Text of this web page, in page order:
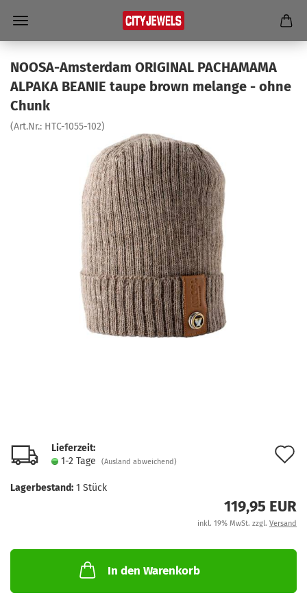
NOOSA-​Amsterdam ORI­GI­NAL PACH­A­MA­MA
AL­PA­KA BE­A­NIE taupe brown me­lan­ge - ohne
Chunk
(Art.Nr.: HTC-​1055-102)
Lieferzeit:
1-2 Tage
(Ausland abweichend)
Lagerbestand: 1 Stück
119,95 EUR
inkl. 19% MwSt. zzgl. Versand
In den Warenkorb